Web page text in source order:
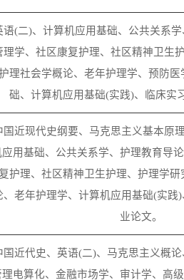
语(二)、计算机应用基础、公共关系
理学、社区康复护理、社区精神卫生
理社会学概论、老年护理学、预防
础、计算机应用基础(实践)、临床实
国近现代史纲要、马克思主义基本原
应用基础、公共关系学、护理教育导
复护理、社区精神卫生护理、护理学
、老年护理学、计算机应用基础(实践
业论文。
国近代史、英语(二)、马克思主义概
理电算化、金融市场学、审计学、高